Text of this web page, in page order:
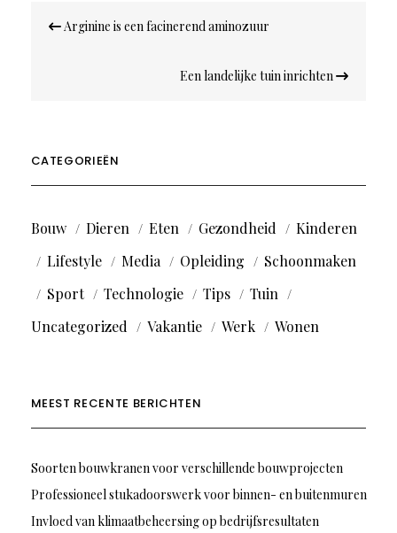
navigatie
Arginine is een facinerend aminozuur
Een landelijke tuin inrichten
CATEGORIEËN
Bouw Dieren Eten Gezondheid
Kinderen
Lifestyle
Media Opleiding
Schoonmaken
Sport
Technologie Tips
Tuin
Uncategorized
Vakantie Werk Wonen
MEEST RECENTE BERICHTEN
Soorten bouwkranen voor verschillende bouwprojecten
Professioneel stukadoorswerk voor binnen- en buitenmuren
Invloed van klimaatbeheersing op bedrijfsresultaten